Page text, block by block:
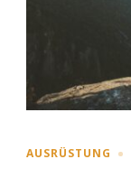
AUSRÜSTUNG